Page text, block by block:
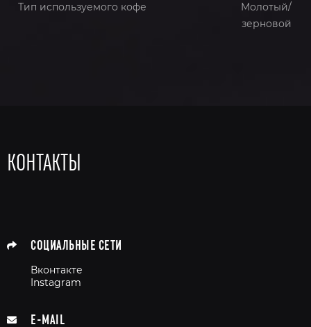
Тип используемого кофе
Молотый/
зерновой
КОНТАКТЫ
СОЦИАЛЬНЫЕ СЕТИ
Вконтакте
Instagram
E-MAIL